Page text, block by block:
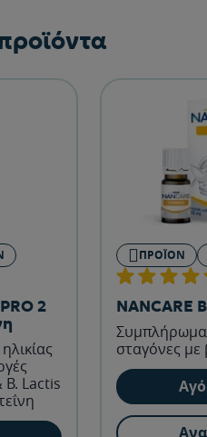
2
B. Lactis
ΠΡΟΪΌΝ
NANCARE
Συμπλήρωμα
σταγόνες με